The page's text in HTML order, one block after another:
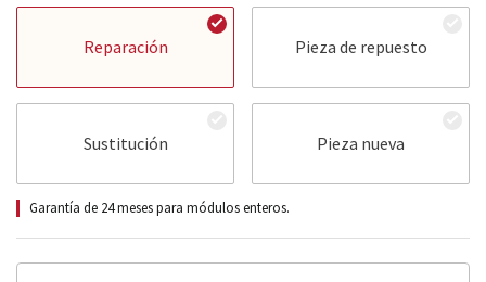
Reparación Pieza de repuesto
Sustitución Pieza nueva
Garantía de 24 meses para módulos enteros.